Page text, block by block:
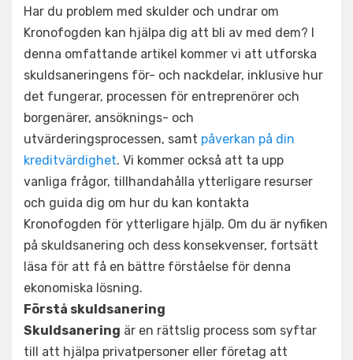
Har du problem med skulder och undrar om
Kronofogden kan hjälpa dig att bli av med dem? I
denna omfattande artikel kommer vi att utforska
skuldsaneringens för- och nackdelar, inklusive hur
det fungerar, processen för entreprenörer och
borgenärer, ansöknings- och
utvärderingsprocessen, samt påverkan på din
kreditvärdighet. Vi kommer också att ta upp
vanliga frågor, tillhandahålla ytterligare resurser
och guida dig om hur du kan kontakta
Kronofogden för ytterligare hjälp. Om du är nyfiken
på skuldsanering och dess konsekvenser, fortsätt
läsa för att få en bättre förståelse för denna
ekonomiska lösning.
Förstå skuldsanering
Skuldsanering är en rättslig process som syftar
till att hjälpa privatpersoner eller företag att